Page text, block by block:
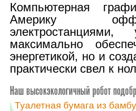
Компьютерная
Америку
максимально
энергетикой, но и
практически свел к
Туалетная бумага из